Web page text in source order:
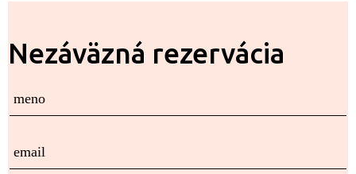
Nezáväzná rezervácia
meno
email